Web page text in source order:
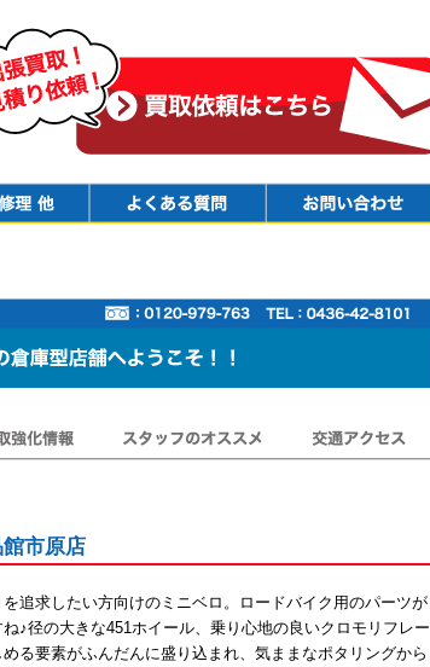
市原店
追求したい方向けのミニベロ。ロードバイク用のパーツが
♪径の大きな451ホイール、乗り心地の良いクロモリフレー
る要素がふんだんに盛り込まれ、気ままなポタリングから